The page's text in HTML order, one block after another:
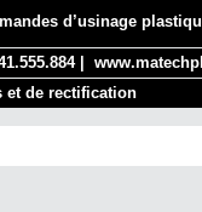
d’usinage
|
et de rectification